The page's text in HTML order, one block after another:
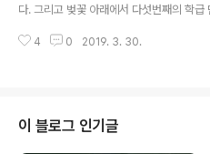
다. 그리고 벚꽃 아래에서 다섯번째의 학급
한 학생들과 다양한 감정을 나눴다. 때로는
4 0 2019. 3. 30.
이 블로그 인기글